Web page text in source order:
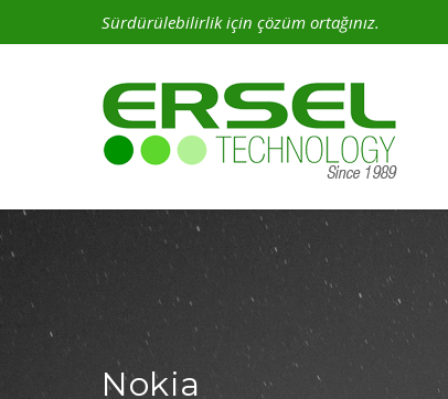
Sürdürülebilirlik için çözüm ortağınız.
Nokia